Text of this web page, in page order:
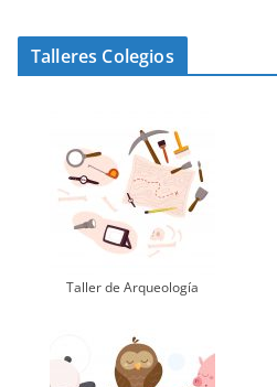
Talleres Colegios
Taller de Arqueología